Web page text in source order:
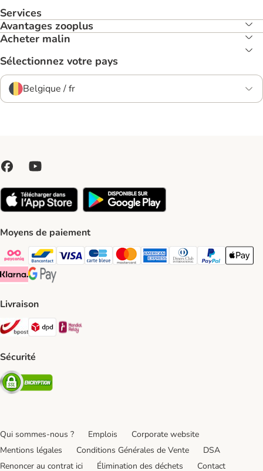
Services
Avantages zooplus
Acheter malin
Sélectionnez votre pays
Belgique / fr
Moyens de paiement
Payconiq Payment Method
bancontact Payment Method
Visa Payment Method
carte bleue Payment Method
Master card Payment Method
American express Payment
Diners club Payment
Paypal Payment
Apple
Klarna Payment Method
Google Pay Payment Method
Livraison
Bpost Shipping Method
DPD Shipping Method
Sécurité
Security
Qui sommes-nous ? Emplois
Corporate website
Mentions légales
Conditions Générales de Vente
DSA
Renoncer au contrat ici
Élimination des déchets Contact